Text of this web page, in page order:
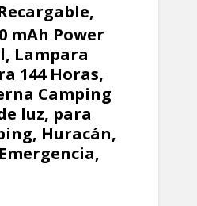
mAh Power
Lampara
144 Horas,
Camping
luz, para
Huracán,